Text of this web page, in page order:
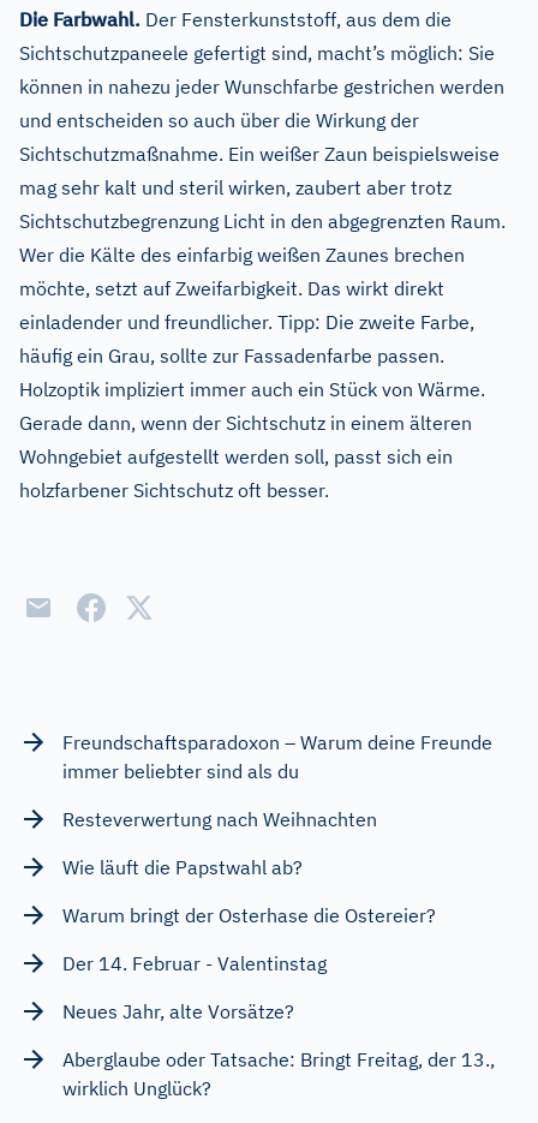
Die Farbwahl. Der Fensterkunststoff, aus dem die
Sichtschutzpaneele gefertigt sind, macht’s möglich: Sie
können in nahezu jeder Wunschfarbe gestrichen werden
und entscheiden so auch über die Wirkung der
Sichtschutzmaßnahme. Ein weißer Zaun beispielsweise
mag sehr kalt und steril wirken, zaubert aber trotz
Sichtschutzbegrenzung Licht in den abgegrenzten Raum.
Wer die Kälte des einfarbig weißen Zaunes brechen
möchte, setzt auf Zweifarbigkeit. Das wirkt direkt
einladender und freundlicher. Tipp: Die zweite Farbe,
häufig ein Grau, sollte zur Fassadenfarbe passen.
Holzoptik impliziert immer auch ein Stück von Wärme.
Gerade dann, wenn der Sichtschutz in einem älteren
Wohngebiet aufgestellt werden soll, passt sich ein
holzfarbener Sichtschutz oft besser.
Freundschaftsparadoxon – Warum deine Freunde
immer beliebter sind als du
Resteverwertung nach Weihnachten
Wie läuft die Papstwahl ab?
Warum bringt der Osterhase die Ostereier?
Der 14. Februar - Valentinstag
Neues Jahr, alte Vorsätze?
Aberglaube oder Tatsache: Bringt Freitag, der 13.,
wirklich Unglück?